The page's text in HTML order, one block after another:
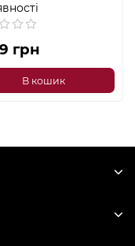
грн
В кошик